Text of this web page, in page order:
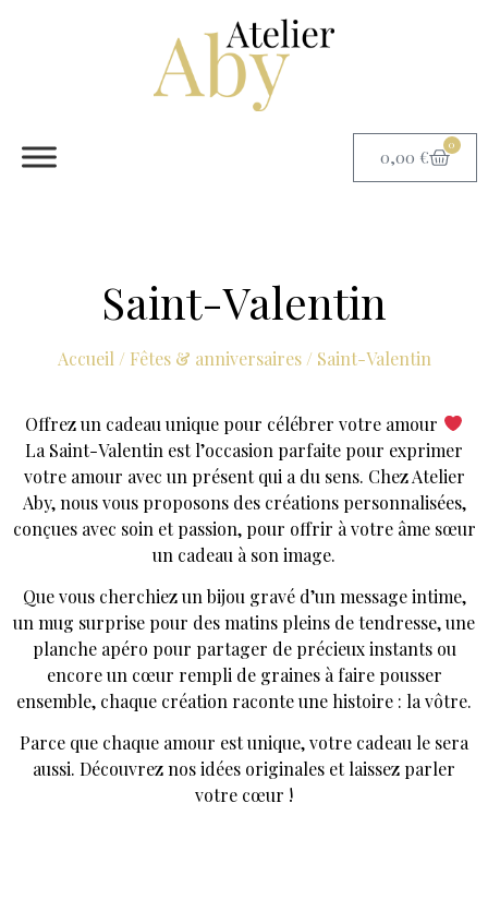
0,00 €
0
Saint-Valentin
Accueil / Fêtes & anniversaires/ Saint-Valentin
Offrez un cadeau unique pour célébrer votre amour
La Saint-Valentin est l’occasion parfaite pour exprimer
votre amour avec un présent qui a du sens. Chez Atelier
Aby, nous vous proposons des créations personnalisées,
conçues avec soin et passion, pour offrir à votre âme sœur
un cadeau à son image.
Que vous cherchiez un bijou gravé d’un message intime,
un mug surprise pour des matins pleins de tendresse, une
planche apéro pour partager de précieux instants ou
encore un cœur rempli de graines à faire pousser
ensemble, chaque création raconte une histoire : la vôtre.
Parce que chaque amour est unique, votre cadeau le sera
aussi. Découvrez nos idées originales et laissez parler
votre cœur !